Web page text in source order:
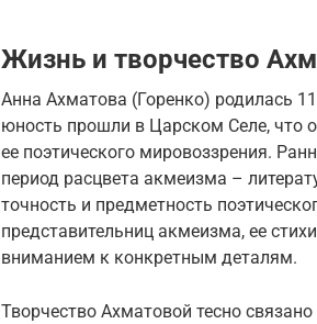
Жизнь и творчество
Анна Ахматова (Горенко) родилась
юность прошли в Царском Селе, что
ее поэтического мировоззрения.
период расцвета акмеизма –
точность и предметность
представительниц акмеизма, ее
вниманием к конкретным деталям.
Творчество Ахматовой тесно